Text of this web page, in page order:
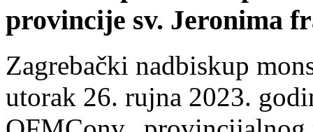
provincije sv. Jeronima
Zagrebački nadbiskup
utorak 26. rujna 2023.